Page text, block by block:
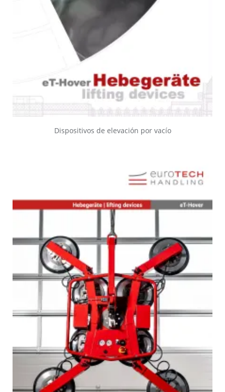
Dispositivos de elevación por vacío